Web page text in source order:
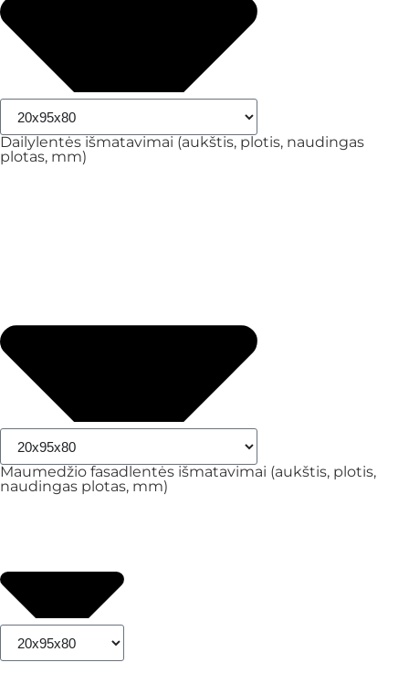
Dailylentės išmatavimai (aukštis, plotis, naudingas
plotas, mm)
Maumedžio fasadlentės išmatavimai (aukštis, plotis,
naudingas plotas, mm)